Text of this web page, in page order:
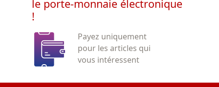
le porte-monnaie électronique
!
Payez uniquement
pour les articles qui
vous intéressent